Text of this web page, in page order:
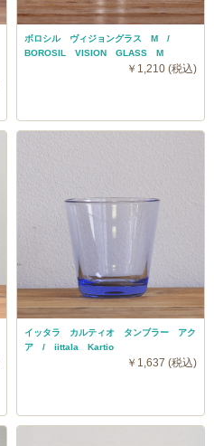
ボロシル ヴィジョングラス M /
BOROSIL VISION GLASS M
￥1,210 (税込)
イッタラ カルティオ タンブラー アク
ア / iittala Kartio
￥1,637 (税込)